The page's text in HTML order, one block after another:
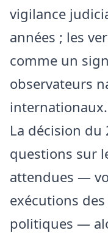
vigilance
années ; les
comme un
observateurs
internationaux.
La décision du
questions sur
attendues —
exécutions
politiques —